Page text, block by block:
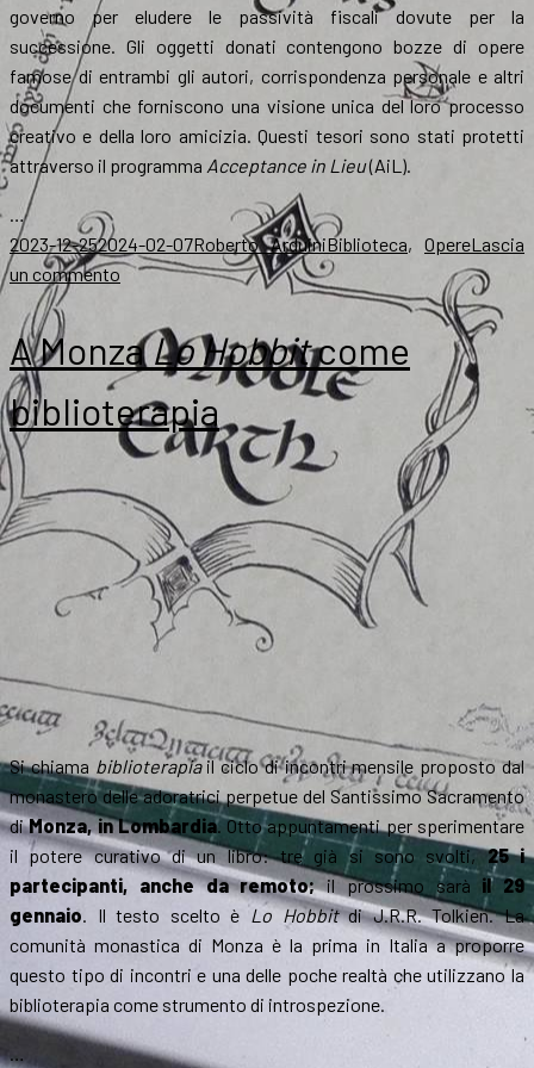
governo per eludere le passività fiscali dovute per la
successione. Gli oggetti donati contengono bozze di opere
famose di entrambi gli autori, corrispondenza personale e altri
documenti che forniscono una visione unica del loro processo
creativo e della loro amicizia. Questi tesori sono stati protetti
attraverso il programma Acceptance in Lieu(AiL).
…
Scritto
il
2023-12-252024-02-07Autore
Roberto ArduiniCategorie
Biblioteca, OpereLascia
un commentosu
pubblici
alcuni
di
Tolkien
A MonzaLo Hobbitcome
biblioterapia
Si chiama biblioterapiail ciclo di incontri mensile proposto dal
monastero delle adoratrici perpetue del Santissimo Sacramento
diMonza, in Lombardia. Otto appuntamenti per sperimentare
il potere curativo di un libro: tre già si sono svolti,25 i
partecipanti, anche da remoto;il prossimo sarà il 29
gennaio. Il testo scelto è Lo Hobbitdi J.R.R. Tolkien. La
comunità monastica di Monza è la prima in Italia a proporre
questo tipo di incontri e una delle poche realtà che utilizzano la
biblioterapia come strumento di introspezione.
…